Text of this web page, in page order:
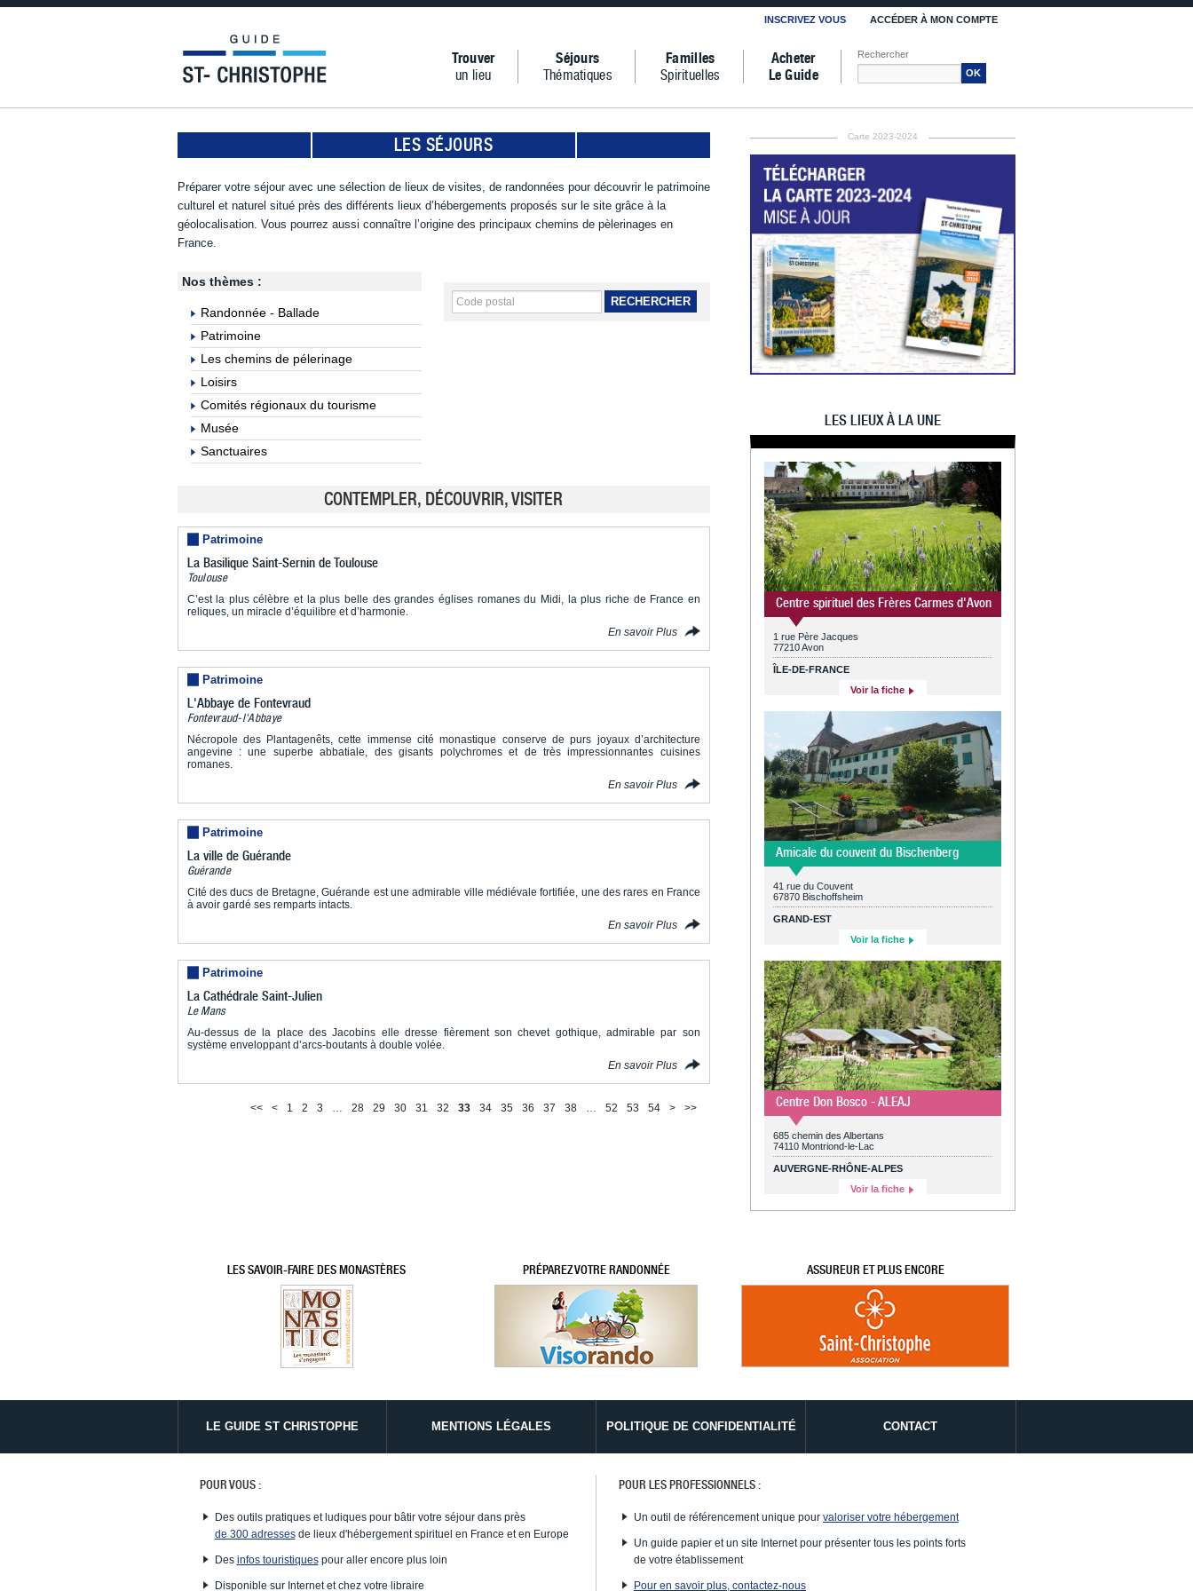
INSCRIVEZ VOUS ACCÉDER À MON COMPTE
Trouver
un lieu
Séjours
Thématiques
Familles
Spirituelles
Acheter
Le Guide
Rechercher
OK
LES SÉJOURS
Préparer votre séjour avec une sélection de lieux de visites, de randonnées pour découvrir le patrimoine
culturel et naturel situé près des différents lieux d’hébergements proposés sur le site grâce à la
géolocalisation. Vous pourrez aussi connaître l’origine des principaux chemins de pèlerinages en
France.
Nos thèmes :
Randonnée - Ballade
Patrimoine
Les chemins de pélerinage
Loisirs
Comités régionaux du tourisme
Musée
Sanctuaires
RECHERCHER
CONTEMPLER, DÉCOUVRIR, VISITER
Patrimoine
La Basilique Saint-Sernin de Toulouse
Toulouse
C’est la plus célèbre et la plus belle des grandes églises romanes du Midi, la plus riche de France en
reliques, un miracle d’équilibre et d’harmonie.
En savoir Plus
Patrimoine
L'Abbaye de Fontevraud
Fontevraud-l'Abbaye
Nécropole des Plantagenêts, cette immense cité monastique conserve de purs joyaux d’architecture
angevine : une superbe abbatiale, des gisants polychromes et de très impressionnantes cuisines
romanes.
En savoir Plus
Patrimoine
La ville de Guérande
Guérande
Cité des ducs de Bretagne, Guérande est une admirable ville médiévale fortifiée, une des rares en France
à avoir gardé ses remparts intacts.
En savoir Plus
Patrimoine
La Cathédrale Saint-Julien
Le Mans
Au-dessus de la place des Jacobins elle dresse fièrement son chevet gothique, admirable par son
système enveloppant d’arcs-boutants à double volée.
En savoir Plus
<< < 1 2 3 … 28 29 30 31 32 33 34 35 36 37 38 … 52 53 54 > >>
Carte 2023-2024
LES LIEUX À LA UNE
Centre spirituel des Frères Carmes d'Avon
1 rue Père Jacques
77210 Avon
ÎLE-DE-FRANCE
Voir la fiche
Amicale du couvent du Bischenberg
41 rue du Couvent
67870 Bischoffsheim
GRAND-EST
Voir la fiche
Centre Don Bosco - ALEAJ
685 chemin des Albertans
74110 Montriond-le-Lac
AUVERGNE-RHÔNE-ALPES
Voir la fiche
LES SAVOIR-FAIRE DES MONASTÈRES PRÉPAREZ VOTRE RANDONNÉE ASSUREUR ET PLUS ENCORE
LE GUIDE ST CHRISTOPHE MENTIONS LÉGALES POLITIQUE DE CONFIDENTIALITÉ CONTACT
POUR VOUS :
Des outils pratiques et ludiques pour bâtir votre séjour dans près
de 300 adressesde lieux d'hébergement spirituel en France et en Europe
Des infos touristiquespour aller encore plus loin
Disponible sur Internet et chez votre libraire
POUR LES PROFESSIONNELS :
Un outil de référencement unique pour valoriser votre hébergement
Un guide papier et un site Internet pour présenter tous les points forts
de votre établissement
Pour en savoir plus, contactez-nous